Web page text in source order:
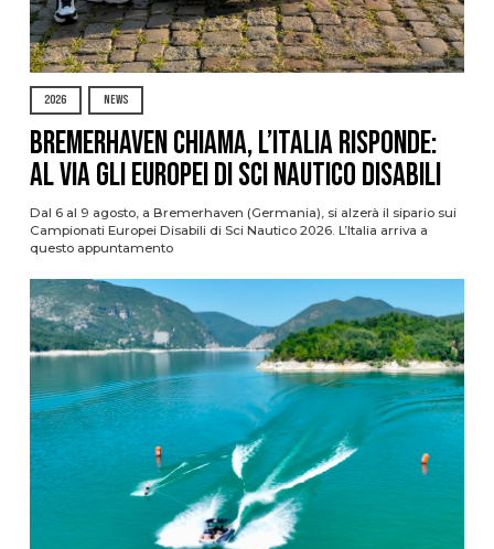
2026 NEWS
Bremerhaven chiama, l’Italia risponde:
al via gli Europei di Sci Nautico Disabili
Dal 6 al 9 agosto, a Bremerhaven (Germania), si alzerà il sipario sui
Campionati Europei Disabili di Sci Nautico 2026. L’Italia arriva a
questo appuntamento